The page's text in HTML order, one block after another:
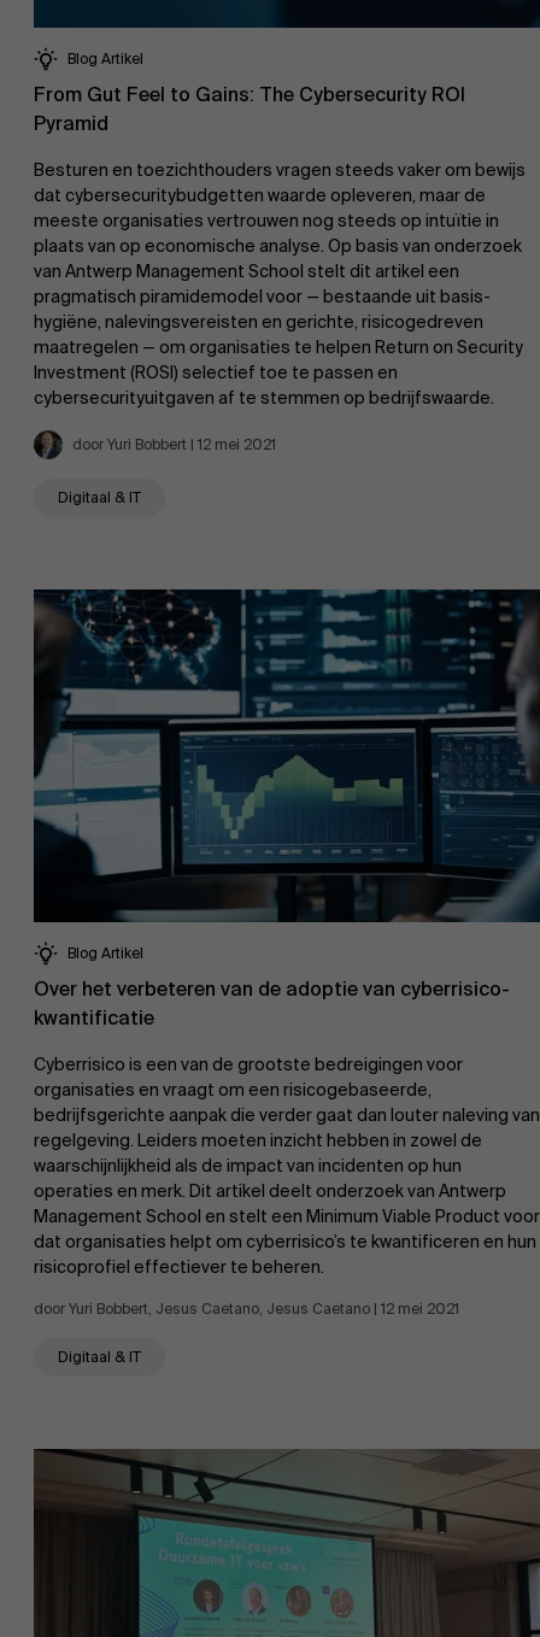
Blog Artikel
From Gut Feel to Gains: The Cybersecurity ROI
Pyramid
Besturen en toezichthouders vragen steeds vaker om bewijs
dat cybersecuritybudgetten waarde opleveren, maar de
meeste organisaties vertrouwen nog steeds op intuïtie in
plaats van op economische analyse. Op basis van onderzoek
van Antwerp Management School stelt dit artikel een
pragmatisch piramidemodel voor — bestaande uit basis­
hygiëne, nalevingsvereisten en gerichte, risicogedreven
maatregelen — om organisaties te helpen Return on Security
Investment (ROSI) selectief toe te passen en
cybersecurityuitgaven af te stemmen op bedrijfswaarde.
door Yuri Bobbert | 12 mei 2021
Digitaal & IT
Blog Artikel
Over het verbeteren van de adoptie van cyberrisico-
kwantificatie
Cyberrisico is een van de grootste bedreigingen voor
organisaties en vraagt om een risicogebaseerde,
bedrijfsgerichte aanpak die verder gaat dan louter naleving van
regelgeving. Leiders moeten inzicht hebben in zowel de
waarschijnlijkheid als de impact van incidenten op hun
operaties en merk. Dit artikel deelt onderzoek van Antwerp
Management School en stelt een Minimum Viable Product voor
dat organisaties helpt om cyberrisico’s te kwantificeren en hun
risicoprofiel effectiever te beheren.
door Yuri Bobbert, Jesus Caetano, Jesus Caetano | 12 mei 2021
Digitaal & IT